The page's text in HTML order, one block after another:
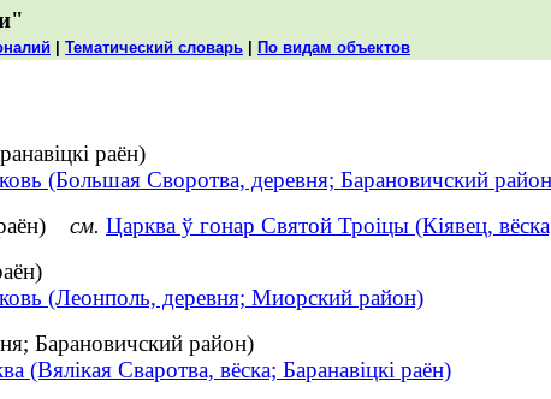
Тематический словарь По видам объектов
раён)
(Большая Своротва, деревня; Барановичский
см. Царква ў гонар Святой Троіцы (Кіявец,
(Леонполь, деревня; Миорский район)
Барановичский район)
(Вялікая Сваротва, вёска; Баранавіцкі раён)